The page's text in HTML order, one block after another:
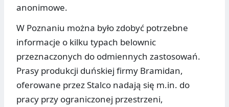
anonimowe.
W Poznaniu można było zdobyć potrzebne
informacje o kilku typach belownic
przeznaczonych do odmiennych zastosowań.
Prasy produkcji duńskiej firmy Bramidan,
oferowane przez Stalco nadają się m.in. do
pracy przy ograniczonej przestrzeni,